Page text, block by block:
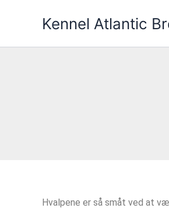
Kennel Atlantic
Hvalpene er så småt ved at